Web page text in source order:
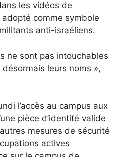
les vidéos de
adopté comme symbole
anti-israéliens.
ne sont pas intouchables
leurs noms »,
l’accès au campus aux
pièce d’identité valide
mesures de sécurité
actives